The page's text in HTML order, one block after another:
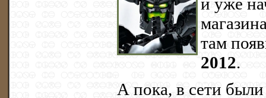
там
2012.
А пока, в сети